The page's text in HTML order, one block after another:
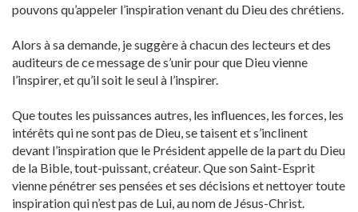
pouvons qu’appeler l’inspiration venant du Dieu des chrétiens.
Alors à sa demande, je suggère à chacun des lecteurs et des
auditeurs de ce message de s’unir pour que Dieu vienne
l’inspirer, et qu’il soit le seul à l’inspirer.
Que toutes les puissances autres, les influences, les forces, les
intérêts qui ne sont pas de Dieu, se taisent et s’inclinent
devant l’inspiration que le Président appelle de la part du Dieu
de la Bible, tout-puissant, créateur. Que son Saint-Esprit
vienne pénétrer ses pensées et ses décisions et nettoyer toute
inspiration qui n’est pas de Lui, au nom de Jésus-Christ.